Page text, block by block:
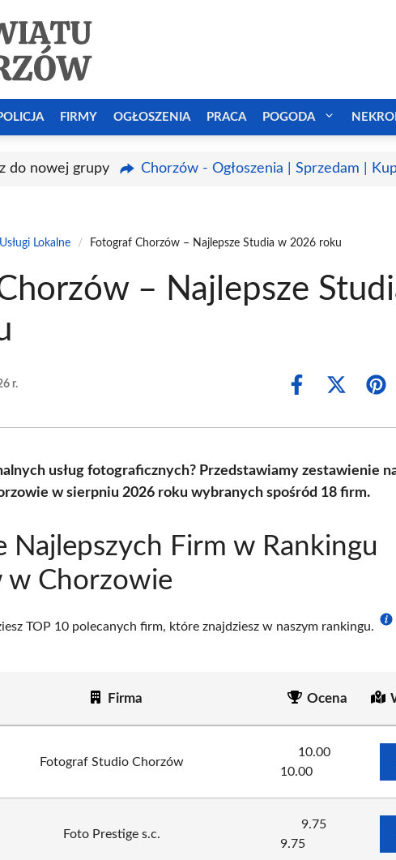
FIRMY OGŁOSZENIA PRACA POGODA
do nowej grupy Chorzów - Ogłoszenia | Sprzedam |
Usługi Lokalne / Fotograf Chorzów – Najlepsze Studia w 2026 roku
– Najlepsze
r.
Share
Share
(Twitter)
usług fotograficznych? Przedstawiamy zestawienie
w sierpniu 2026 roku wybranych spośród 18 firm.
Najlepszych Firm w Rankingu
w Chorzowie
TOP 10 polecanych firm, które znajdziesz w naszym rankingu.
Firma Ocena
Fotograf Studio Chorzów
10.00
10.00
Foto Prestige s.c.
9.75
9.75